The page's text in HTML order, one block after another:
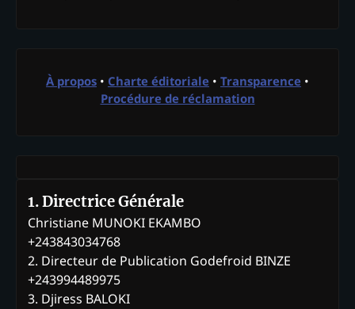
À propos • Charte éditoriale • Transparence •
Procédure de réclamation
1. Directrice Générale
Christiane MUNOKI EKAMBO
+243843034768
2. Directeur de Publication Godefroid BINZE
+243994489975
3. Djiress BALOKI